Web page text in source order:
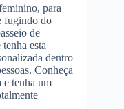
para
fugindo do
de
esta
dentro
Conheça
e tenha um